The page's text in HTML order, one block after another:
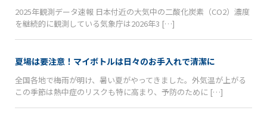
2025年観測データ速報 日本付近の大気中の二酸化炭素（CO2）濃度
を継続的に観測している気象庁は2026年3 […]
夏場は要注意！マイボトルは日々のお手入れで清潔に
全国各地で梅雨が明け、暑い夏がやってきました。外気温が上がる
この季節は熱中症のリスクも特に高まり、予防のために […]